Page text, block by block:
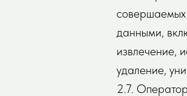
совершаемых
данными,
извлечение,
удаление,
2.7.